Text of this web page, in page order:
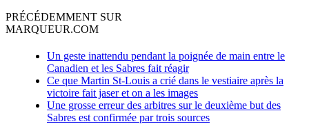
PRÉCÉDEMMENT SUR
MARQUEUR.COM
Un geste inattendu pendant la poignée de main entre le
Canadien et les Sabres fait réagir
Ce que Martin St-Louis a crié dans le vestiaire après la
victoire fait jaser et on a les images
Une grosse erreur des arbitres sur le deuxième but des
Sabres est confirmée par trois sources